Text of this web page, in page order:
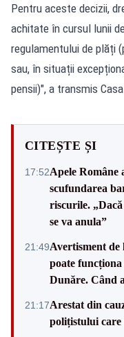
Pentru aceste decizii,
achitate în cursul lunii
regulamentului de plăți
sau, în situații
pensii)", a transmis
CITEȘTE ȘI
17:52Apele Române
scufundarea
riscurile.
se va anula”
21:49Avertisment
poate funcționa
Dunăre. Când
21:17Arestat din
polițistului care